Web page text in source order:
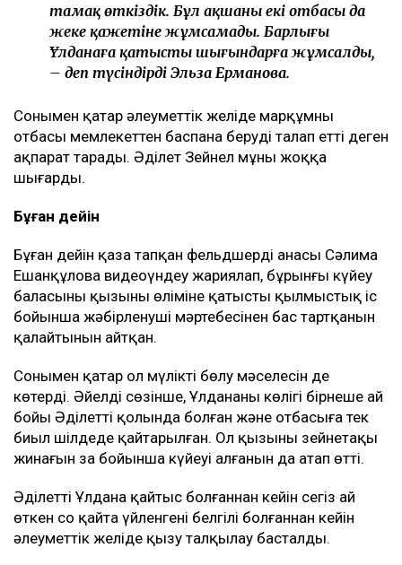
тамақ өткіздік. Бұл ақшаны екі отбасы да
жеке қажетіне жұмсамады. Барлығы
Ұлданаға қатысты шығындарға жұмсалды,
– деп түсіндірді Эльза Ерманова.
Сонымен қатар әлеуметтік желіде марқұмның
отбасы мемлекеттен баспана беруді талап етті деген
ақпарат тарады. Әділет Зейнел мұны жоққа
шығарды.
Бұған дейін
Бұған дейін қаза тапқан фельдшердің анасы Сәлима
Ешанқұлова видеоүндеу жариялап, бұрынғы күйеу
баласының қызының өліміне қатысты қылмыстық іс
бойынша жәбірленуші мәртебесінен бас тартқанын
қалайтынын айтқан.
Сонымен қатар ол мүлікті бөлу мәселесін де
көтерді. Әйелдің сөзінше, Ұлдананың көлігі бірнеше ай
бойы Әділеттің қолында болған және отбасыға тек
биыл шілдеде қайтарылған. Ол қызының зейнетақы
жинағын заң бойынша күйеуі алғанын да атап өтті.
Әділеттің Ұлдана қайтыс болғаннан кейін сегіз ай
өткен соң қайта үйленгені белгілі болғаннан кейін
әлеуметтік желіде қызу талқылау басталды.